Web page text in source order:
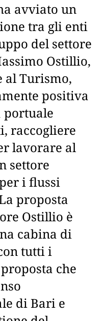
avviato un
tra gli enti
del settore
Ostillio,
al Turismo,
positiva
portuale
raccogliere
lavorare al
settore
i flussi
proposta
Ostillio è
cabina di
tutti i
che
di Bari e